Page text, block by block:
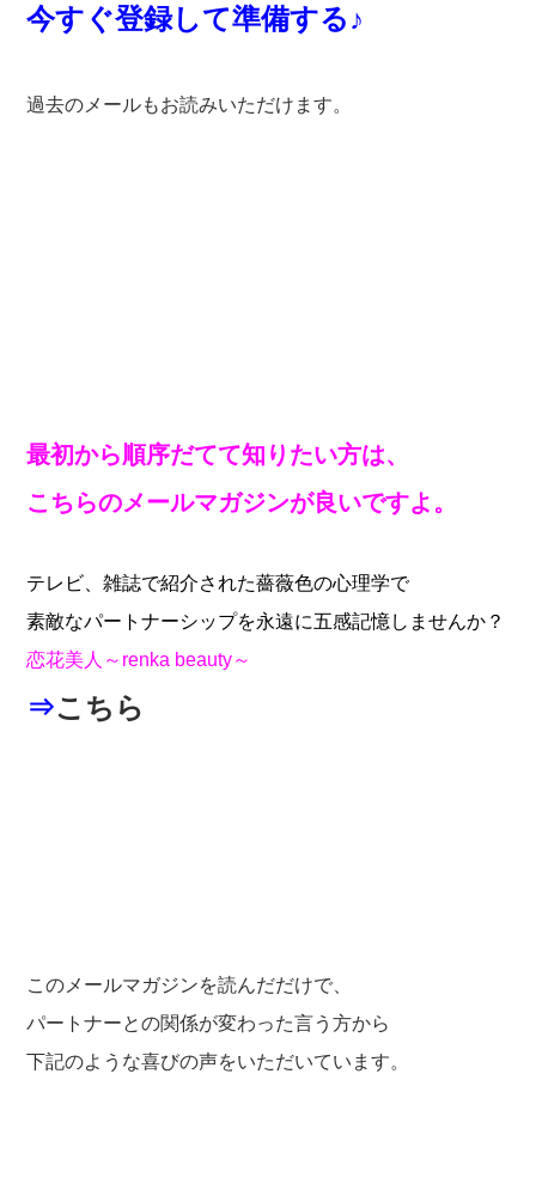
今すぐ登録して準備する♪
過去のメールもお読みいただけます。
最初から順序だてて知りたい方は、
こちらのメールマガジンが良いですよ。
テレビ、雑誌で紹介された薔薇色の心理学で
素敵なパートナーシップを永遠に五感記憶しませんか？
恋花美人～renka beauty～
⇒こちら
このメールマガジンを読んだだけで、
パートナーとの関係が変わった言う方から
下記のような喜びの声をいただいています。